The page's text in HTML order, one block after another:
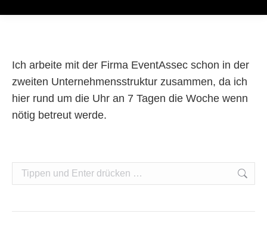
Ich arbeite mit der Firma EventAssec schon in der
zweiten Unternehmensstruktur zusammen, da ich
hier rund um die Uhr an 7 Tagen die Woche wenn
nötig betreut werde.
Search: